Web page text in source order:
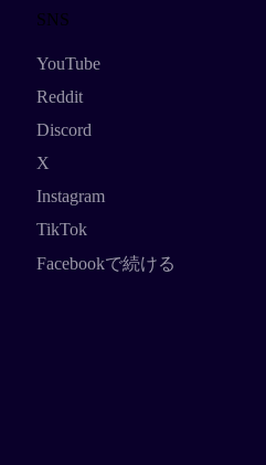
SNS
YouTube
Reddit
Discord
X
Instagram
TikTok
Facebookで続ける